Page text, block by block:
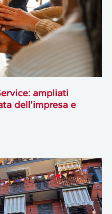
ampliati
dell’impresa e